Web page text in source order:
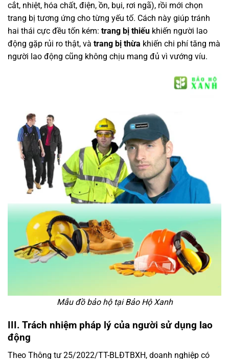
cắt, nhiệt, hóa chất, điện, ồn, bụi, rơi ngã), rồi mới chọn
trang bị tương ứng cho từng yếu tố. Cách này giúp tránh
hai thái cực đều tốn kém: trang bị thiếu khiến người lao
động gặp rủi ro thật, và trang bị thừa khiến chi phí tăng mà
người lao động cũng không chịu mang đủ vì vướng víu.
Mẫu đồ bảo hộ tại Bảo Hộ Xanh
III. Trách nhiệm pháp lý của người sử dụng lao
động
Theo Thông tư 25/2022/TT-BLĐTBXH, doanh nghiệp có